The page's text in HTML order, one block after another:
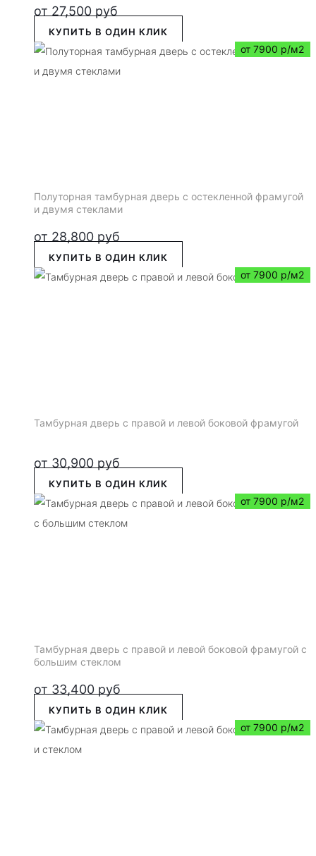
от 27,500 руб
КУПИТЬ В ОДИН КЛИК
от 7900 р/м2
Полуторная тамбурная дверь с остекленной фрамугой
и двумя стеклами
от 28,800 руб
КУПИТЬ В ОДИН КЛИК
от 7900 р/м2
Тамбурная дверь с правой и левой боковой фрамугой
от 30,900 руб
КУПИТЬ В ОДИН КЛИК
от 7900 р/м2
Тамбурная дверь с правой и левой боковой фрамугой с
большим стеклом
от 33,400 руб
КУПИТЬ В ОДИН КЛИК
от 7900 р/м2